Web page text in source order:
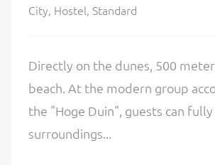
City, Hostel, Standard
Directly on the dunes, 500
beach. At the modern group
the "Hoge Duin", guests can
surroundings...